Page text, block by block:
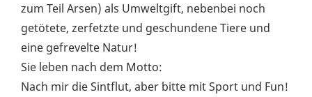
zum Teil Arsen) als Umweltgift, nebenbei noch
getötete, zerfetzte und geschundene Tiere und
eine gefrevelte Natur!
Sie leben nach dem Motto:
Nach mir die Sintflut, aber bitte mit Sport und Fun!